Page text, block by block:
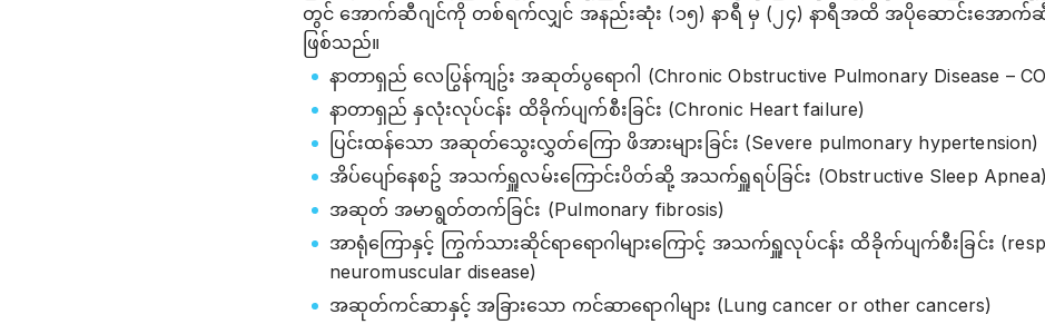
တွင် အောက်ဆီဂျင်ကို တစ်ရက်လျှင် အနည်းဆုံး (၁၅) နာရီ မှ (၂၄) နာရီအထိ အပိုဆောင်းအောက်ဆီ
ဖြစ်သည်။
နာတာရှည် လေပြွန်ကျဥ်း အဆုတ်ပွရောဂါ (Chronic Obstructive Pulmonary Disease –
နာတာရှည် နှလုံးလုပ်ငန်း ထိခိုက်ပျက်စီးခြင်း (Chronic Heart failure)
ပြင်းထန်သော အဆုတ်သွေးလွှတ်ကြော ဖိအားများခြင်း (Severe pulmonary hypertension)
အိပ်ပျော်နေစဥ် အသက်ရှူလမ်းကြောင်းပိတ်ဆို့ အသက်ရှူရပ်ခြင်း (Obstructive Sleep Apnea)
အဆုတ် အမာရွတ်တက်ခြင်း (Pulmonary fibrosis)
အာရုံကြောနှင့် ကြွက်သားဆိုင်ရာရောဂါများကြောင့် အသက်ရှူလုပ်ငန်း ထိခိုက်ပျက်စီးခြင်း
neuromuscular disease)
အဆုတ်ကင်ဆာနှင့် အခြားသော ကင်ဆာရောဂါများ (Lung cancer or other cancers)